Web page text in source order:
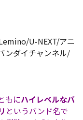
U-NEXT/アニ
ンダイチャンネル/
もにハイレベルなバ
というバンド名で